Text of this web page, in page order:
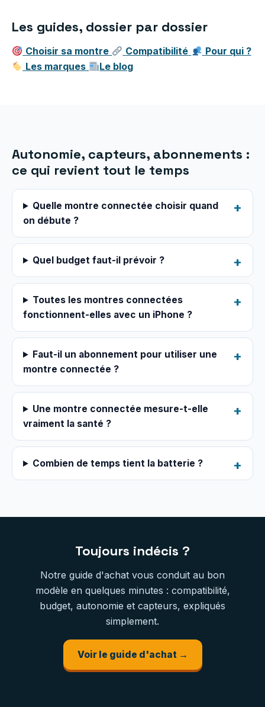
Les guides, dossier par dossier
Choisir sa montre Compatibilité
Pour qui ?
Les marques
Le blog
Autonomie, capteurs, abonnements :
ce qui revient tout le temps
Quelle montre connectée choisir quand
on débute ?
Quel budget faut-il prévoir ?
Toutes les montres connectées
fonctionnent-elles avec un iPhone ?
Faut-il un abonnement pour utiliser une
montre connectée ?
Une montre connectée mesure-t-elle
vraiment la santé ?
Combien de temps tient la batterie ?
Toujours indécis ?
Notre guide d'achat vous conduit au bon
modèle en quelques minutes : compatibilité,
budget, autonomie et capteurs, expliqués
simplement.
Voir le guide d'achat →